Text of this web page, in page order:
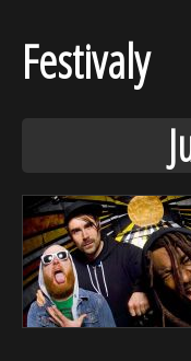
Festivaly